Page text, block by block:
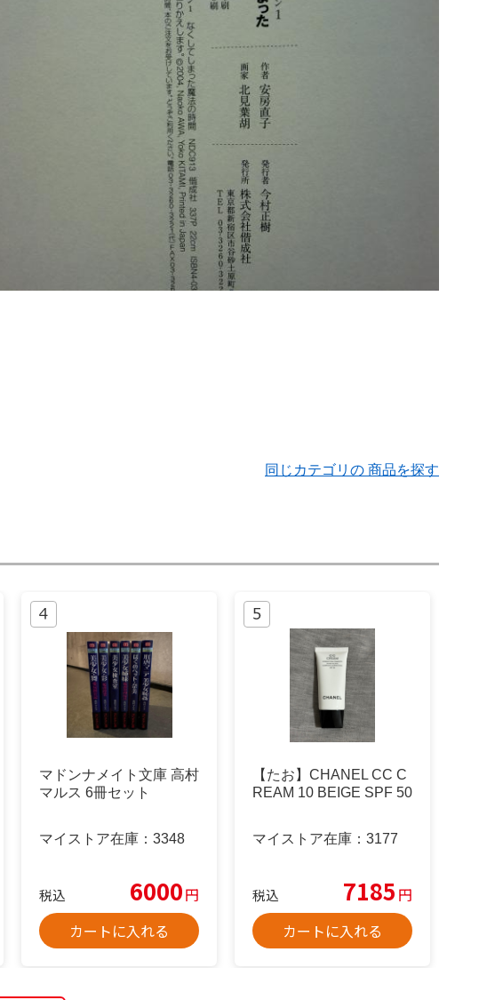
同じカテゴリの 商品を探す
マドンナメイト文庫 高村
マルス 6冊セット
マイストア在庫： 3348
税込 6000円
カートに入れる
【たお】CHANEL CC C
REAM 10 BEIGE SPF 50
マイストア在庫： 3177
税込 7185 円
カートに入れる